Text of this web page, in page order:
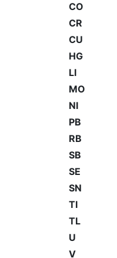
CO
CR
CU
HG
LI
MO
NI
PB
RB
SB
SE
SN
TI
TL
U
V